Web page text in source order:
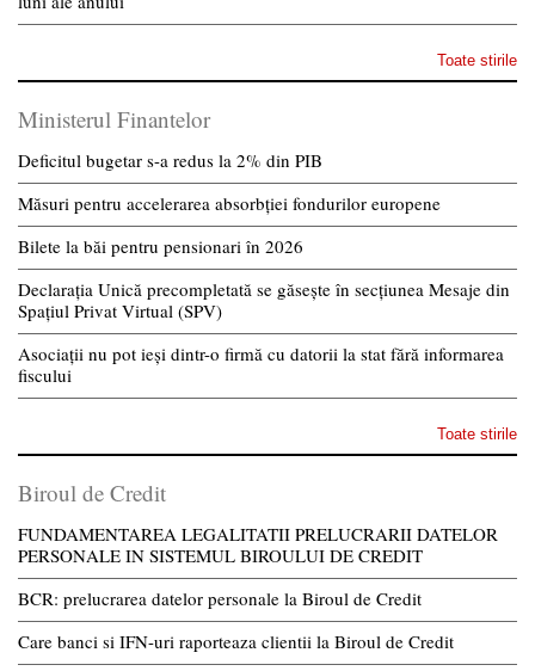
Toate stirile
Ministerul Finantelor
Deficitul bugetar s-a redus la 2% din PIB
Măsuri pentru accelerarea absorbției fondurilor europene
Bilete la băi pentru pensionari în 2026
Declarația Unică precompletată se găsește în secțiunea Mesaje din
Spațiul Privat Virtual (SPV)
Asociații nu pot ieși dintr-o firmă cu datorii la stat fără informarea
fiscului
Toate stirile
Biroul de Credit
FUNDAMENTAREA LEGALITATII PRELUCRARII DATELOR
PERSONALE IN SISTEMUL BIROULUI DE CREDIT
BCR: prelucrarea datelor personale la Biroul de Credit
Care banci si IFN-uri raporteaza clientii la Biroul de Credit